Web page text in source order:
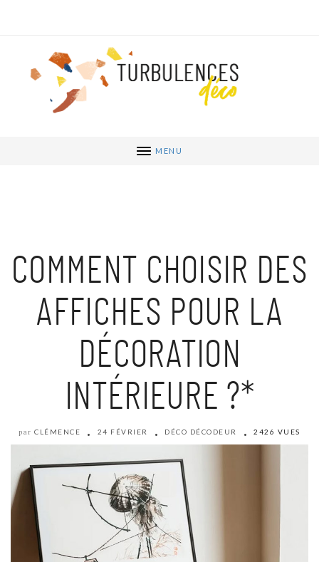
MENU
COMMENT CHOISIR DES
AFFICHES POUR LA
DÉCORATION
INTÉRIEURE ?*
par CLÉMENCE 24 FÉVRIER DÉCO DÉCODEUR 2426 VUES